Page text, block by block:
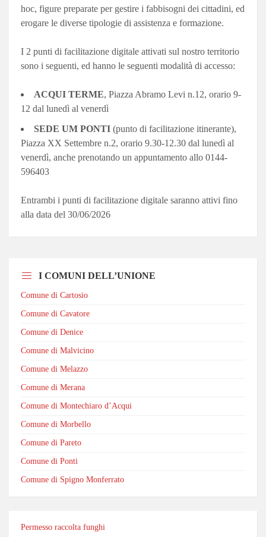
hoc, figure preparate per gestire i fabbisogni dei cittadini, ed
erogare le diverse tipologie di assistenza e formazione.
I 2 punti di facilitazione digitale attivati sul nostro territorio
sono i seguenti, ed hanno le seguenti modalità di accesso:
ACQUI TERME, Piazza Abramo Levi n.12, orario 9-
12 dal lunedì al venerdì
SEDE UM PONTI (punto di facilitazione itinerante),
Piazza XX Settembre n.2, orario 9.30-12.30 dal lunedì al
venerdì, anche prenotando un appuntamento allo 0144-
596403
Entrambi i punti di facilitazione digitale saranno attivi fino
alla data del 30/06/2026
I COMUNI DELL’UNIONE
Comune di Cartosio
Comune di Cavatore
Comune di Denice
Comune di Malvicino
Comune di Melazzo
Comune di Merana
Comune di Montechiaro d’Acqui
Comune di Morbello
Comune di Pareto
Comune di Ponti
Comune di Spigno Monferrato
Permesso raccolta funghi